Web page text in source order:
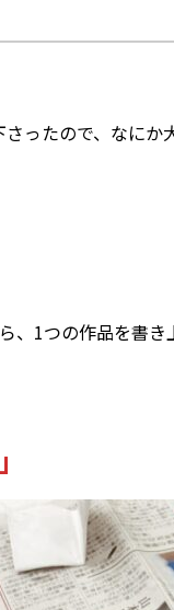
ったので、なにか
、1つの作品を書き